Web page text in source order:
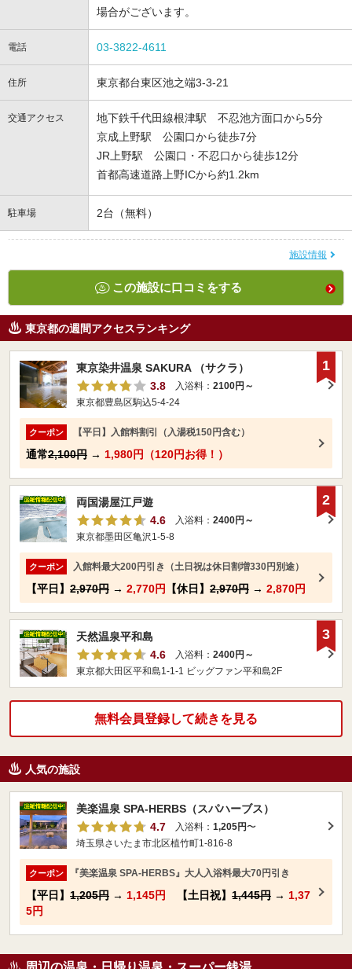
場合がございます。
電話 03-3822-4611
住所 東京都台東区池之端3-3-21
交通アクセス
地下鉄千代田線根津駅 不忍池方面口から5分
京成上野駅 公園口から徒歩7分
JR上野駅 公園口・不忍口から徒歩12分
首都高速道路上野ICから約1.2km
駐車場 2台（無料）
施設情報
この施設に口コミをする
東京都の週間アクセスランキング
東京染井温泉 SAKURA （サクラ）
3.8
入浴料： 2100円～
東京都豊島区駒込5-4-24
クーポン 【平日】入館料割引（入湯税150円含む）
通常2,100円 → 1,980円（120円お得！）
1
両国湯屋江戸遊
4.6
入浴料： 2400円～
東京都墨田区亀沢1-5-8
クーポン 入館料最大200円引き（土日祝は休日割増330円別途）
【平日】 2,970円 → 2,770円 【休日】 2,970円 → 2,870円
2
天然温泉平和島
4.6
入浴料： 2400円～
東京都大田区平和島1-1-1 ビッグファン平和島2F
3
無料会員登録して続きを見る
人気の施設
美楽温泉 SPA-HERBS（スパハーブス）
4.7
入浴料： 1,205円〜
埼玉県さいたま市北区植竹町1-816-8
クーポン 『美楽温泉 SPA-HERBS』大人入浴料最大70円引き
【平日】 1,205円 → 1,145円 【土日祝】 1,445円 → 1,37
5円